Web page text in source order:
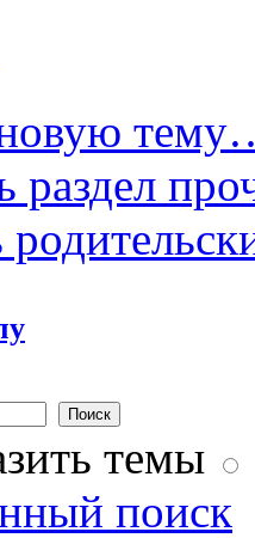
раздел
темы
поиск